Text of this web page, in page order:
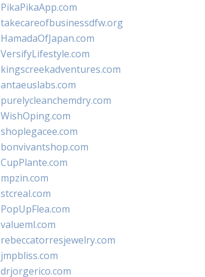
PikaPikaApp.com
takecareofbusinessdfw.org
HamadaOfJapan.com
VersifyLifestyle.com
kingscreekadventures.com
antaeuslabs.com
purelycleanchemdry.com
WishOping.com
shoplegacee.com
bonvivantshop.com
CupPlante.com
mpzin.com
stcreal.com
PopUpFlea.com
valueml.com
rebeccatorresjewelry.com
jmpbliss.com
drjorgerico.com